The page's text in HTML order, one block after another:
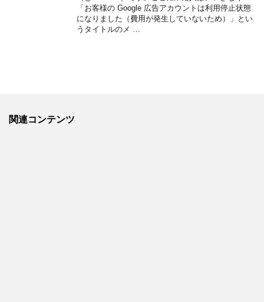
「お客様の Google 広告アカウントは利用停止状態
になりました（費用が発生していないため）」とい
うタイトルのメ …
関連コンテンツ